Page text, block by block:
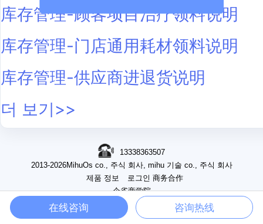
库存管理-顾客项目治疗领料说明
库存管理-门店通用耗材领料说明
库存管理-供应商进退货说明
더 보기>>
13338363507
2013-2026MihuOs co., 주식 회사, mihu 기술 co., 주식 회사
제품 정보
로그인 商务合作
企雀商学院
소요시간ICP지원하다15015898이름 *-3
在线咨询 咨询热线